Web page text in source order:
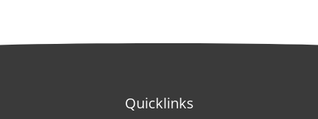
Gebührenerhebung
Quicklinks